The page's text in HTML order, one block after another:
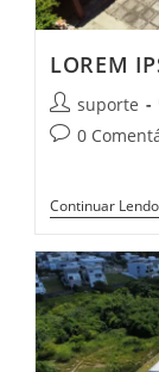
LOREM
suporte
0
Continuar Lendo